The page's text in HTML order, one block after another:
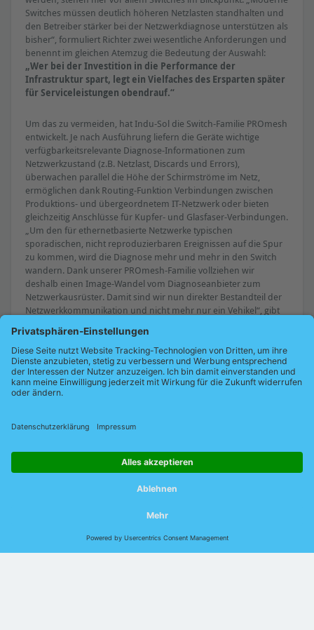
Switches müssen deutlich höheren Netzlasten standhalten und
den Betreiber stärker bei der Netzwerkdiagnose unterstützen als
bisher“, formuliert Richter zwei wesentliche Anforderungen und
benennt im gleichen Atemzug die Bedeutung der Auswahl:
„Wer bei der Investition in die Performance der
Infrastruktur spart, legt ein Vielfaches des Ersparten später
für Serviceleistungen obendrauf.“
Um das zu vermeiden, hat Indu-Sol die Switch-Familie PROmesh
entwickelt. Je nach Ausführung liefern die Geräte wichtige
verfügbarkeitsrelevante Diagnose-Informationen zum
Netzwerkzustand (z.B. Netzlast, Discards und Errors),
überwachen parallel die Höhe der Schirmströme im Netz,
ermöglichen dank Routing-Funktion Verbindungen zwischen
Produktions- und übergeordnetem IT-Netzwerk oder bieten
gleichzeitig Anschlüsse für Kupfer- und Glasfaser-Verbindungen.
„Um den für ethernetbasierte Netzwerke typischen
sporadischen, nicht reproduzierbaren Ereignissen auf die Spur
zu kommen, wird die Diagnose mehr und mehr in den Switch
wandern. Dank unserer PROmesh-Familie vollziehen wir
deshalb einen Image-Wandel vom Diagnoseanbieter zum
Netzwerkausrüster. Damit sind wir nun direkter Bestandteil der
Netzwerkkommunikation und nicht mehr nur ein Vehikel“, gibt
Sol.
Pressemitteilung als PDF
Zur Übersicht